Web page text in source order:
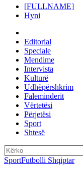
[FULLNAME]
Hyni
Editorial
Speciale
Mendime
Intervista
Kulturë
Udhëpërshkrim
Faleminderit
Vërtetësi
Përjetësi
Sport
Shtesë
SportFutbolli Shqiptar